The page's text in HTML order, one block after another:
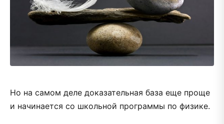
Но на самом деле доказательная база еще проще
и начинается со школьной программы по физике.